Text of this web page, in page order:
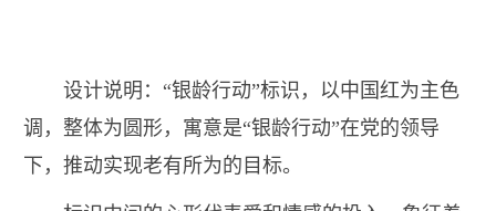
设计说明：“银龄行动”标识，以中国红为主色
调，整体为圆形，寓意是“银龄行动”在党的领导
下，推动实现老有所为的目标。